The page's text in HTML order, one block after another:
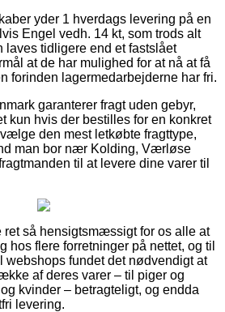
yder 1 hverdags levering på en
Engel vedh. 14 kt, som trods alt
tidligere end et fastslået
at de har mulighed for at nå at få
forinden lagermedarbejderne har fri.
garanterer fragt uden gebyr,
kun hvis der bestilles for en konkret
den mest letkøbte fragttype,
man bor nær Kolding, Værløse
til at levere dine varer til
ret så hensigtsmæssigt for os alle at
hos flere forretninger på nettet, og til
fundet det nødvendigt at
af deres varer – til piger og
kvinder – betragteligt, og endda
levering.